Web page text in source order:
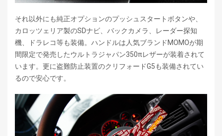
それ以外にも純正オプションのプッシュスタートボタンや、
カロッツェリア製のSDナビ、バックカメラ、レーダー探知
機、ドラレコ等も装備。ハンドルは人気ブランドMOMOが期
間限定で発売したウルトラジャパン350πレザーが装着されて
います。更に盗難防止装置のクリフォードG5も装備されてい
るので安心です。